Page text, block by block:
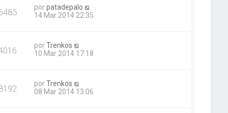
porpatadepalo
14 Mar 2014 22:35
porTrenkos
10 Mar 2014 17:18
porTrenkos
08 Mar 2014 13:06